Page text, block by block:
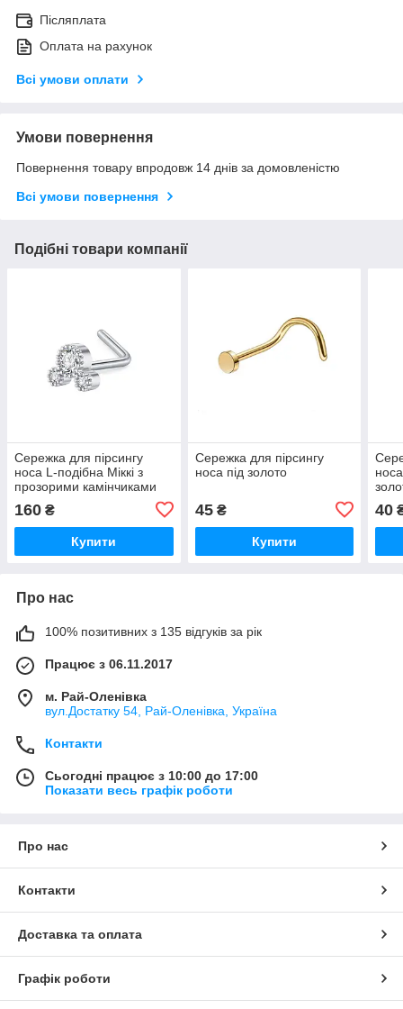
Післяплата
Оплата на рахунок
Всі умови оплати
Умови повернення
Повернення товару впродовж 14 днів за домовленістю
Всі умови повернення
Подібні товари компанії
Сережка для пірсингу
носа L-подібна Міккі з
прозорими камінчиками
160 ₴
Купити
Сережка для пірсингу
носа під золото
45₴
Купити
40
Про нас
100% позитивних з 135 відгуків за рік
Працює з 06.11.2017
м. Рай-Оленівка
вул.Достатку 54, Рай-Оленівка, Україна
Контакти
Сьогодні працює з 10:00 до 17:00
Показати весь графік роботи
Про нас
Контакти
Доставка та оплата
Графік роботи